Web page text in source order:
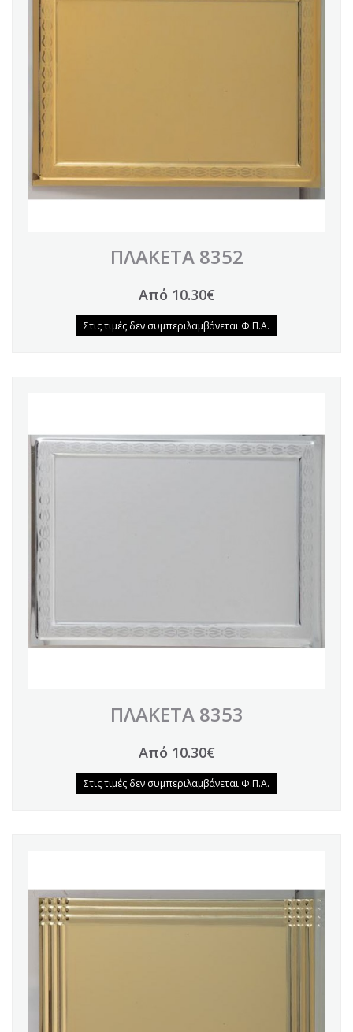
ΠΛΑΚΕΤΑ 8352
Από 10.30€
Στις τιμές δεν συμπεριλαμβάνεται Φ.Π.Α.
ΠΛΑΚΕΤΑ 8353
Από 10.30€
Στις τιμές δεν συμπεριλαμβάνεται Φ.Π.Α.